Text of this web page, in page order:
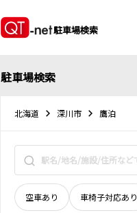
駐車場検索
駐車場検索
北海道 深川市 鷹泊
空車あり 車椅子対応あり